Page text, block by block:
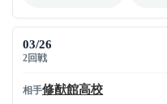
03/26
2回戦
相手修猷館高校